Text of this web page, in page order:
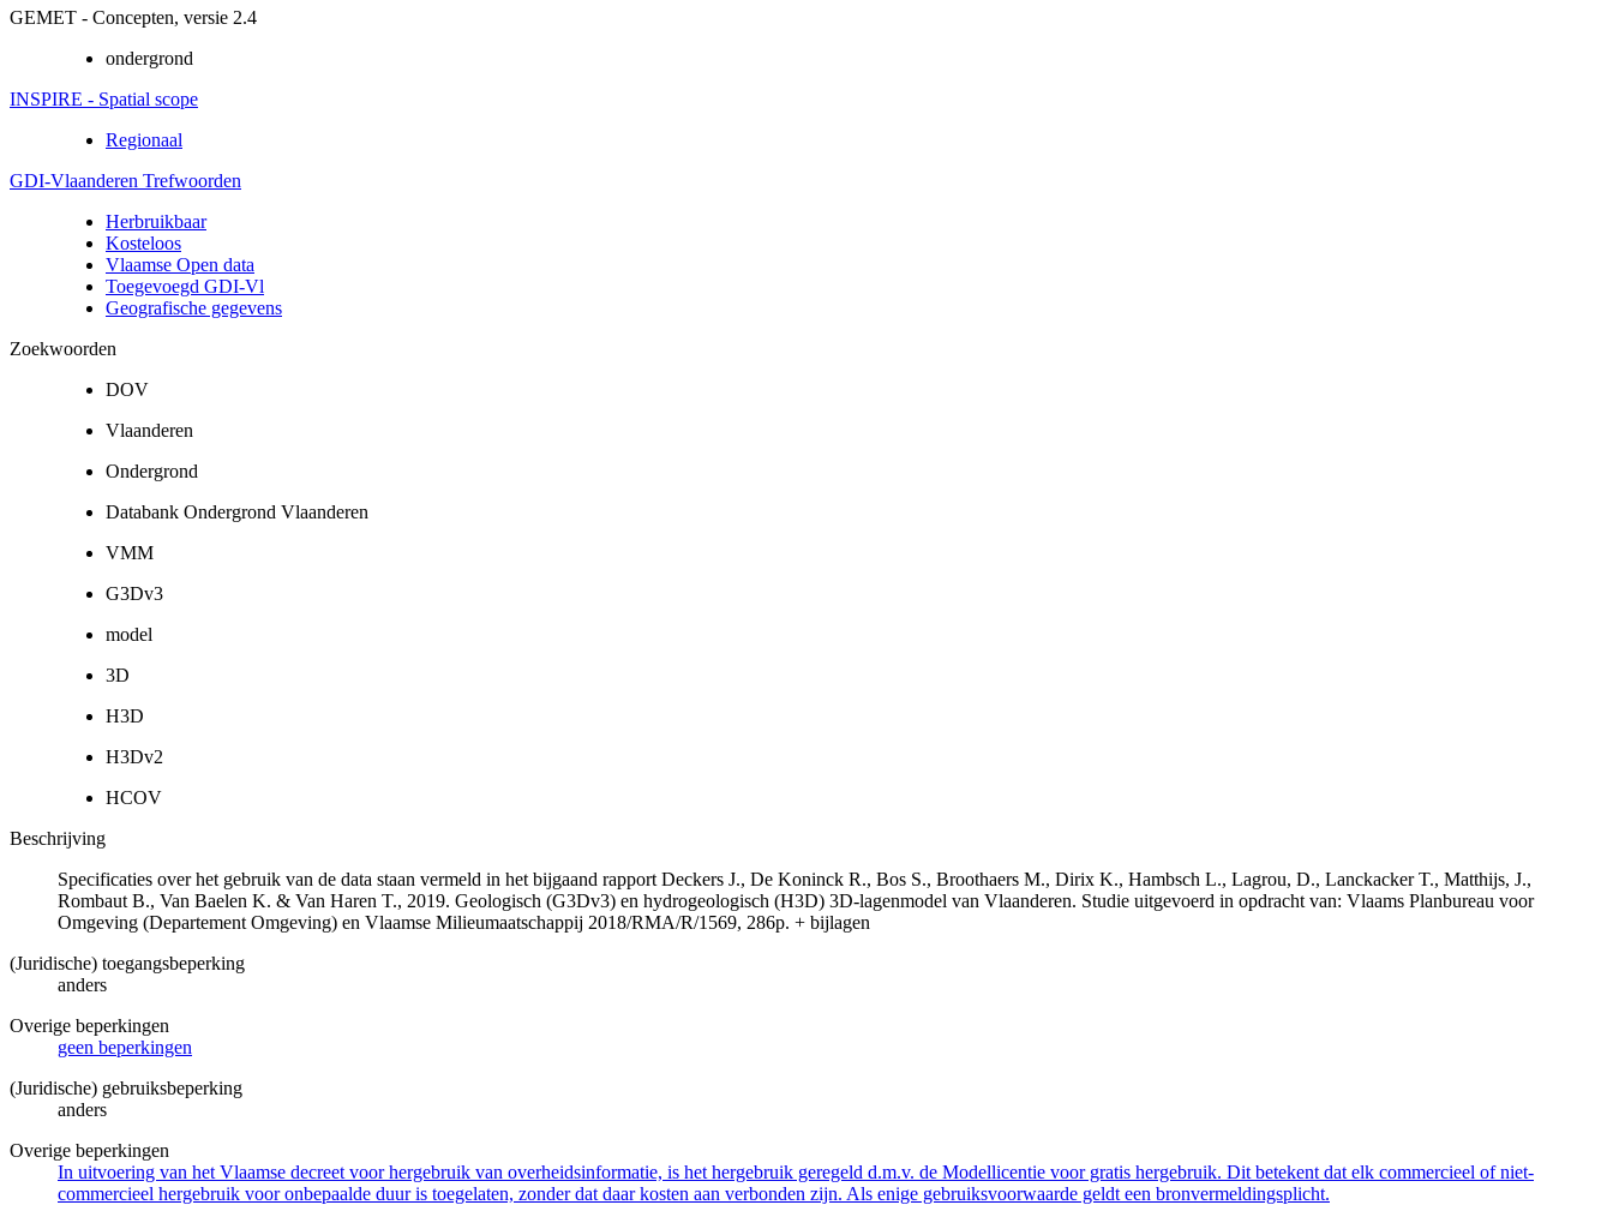
GEMET - Concepten, versie 2.4
ondergrond
INSPIRE - Spatial scope
Regionaal
GDI-Vlaanderen Trefwoorden
Herbruikbaar
Kosteloos
Vlaamse Open data
Toegevoegd GDI-Vl
Geografische gegevens
Zoekwoorden
DOV
Vlaanderen
Ondergrond
Databank Ondergrond Vlaanderen
VMM
G3Dv3
model
3D
H3D
H3Dv2
HCOV
Beschrijving
Specificaties over het gebruik van de data staan vermeld in het bijgaand rapport Deckers J., De Koninck R., Bos S., Broothaers M., Dirix K., Hambsch L., Lagrou, D., Lanckacker T., Matthijs, J.,
Rombaut B., Van Baelen K. & Van Haren T., 2019. Geologisch (G3Dv3) en hydrogeologisch (H3D) 3D-lagenmodel van Vlaanderen. Studie uitgevoerd in opdracht van: Vlaams Planbureau voor
Omgeving (Departement Omgeving) en Vlaamse Milieumaatschappij 2018/RMA/R/1569, 286p. + bijlagen
(Juridische) toegangsbeperking
anders
Overige beperkingen
geen beperkingen
(Juridische) gebruiksbeperking
anders
Overige beperkingen
In uitvoering van het Vlaamse decreet voor hergebruik van overheidsinformatie, is het hergebruik geregeld d.m.v. de Modellicentie voor gratis hergebruik. Dit betekent dat elk commercieel of niet-
commercieel hergebruik voor onbepaalde duur is toegelaten, zonder dat daar kosten aan verbonden zijn. Als enige gebruiksvoorwaarde geldt een bronvermeldingsplicht.